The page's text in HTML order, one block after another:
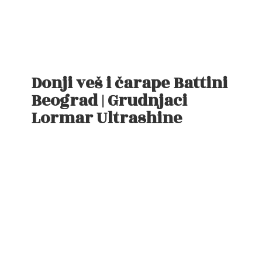
Donji veš i čarape Battini
Beograd | Grudnjaci
Lormar Ultrashine